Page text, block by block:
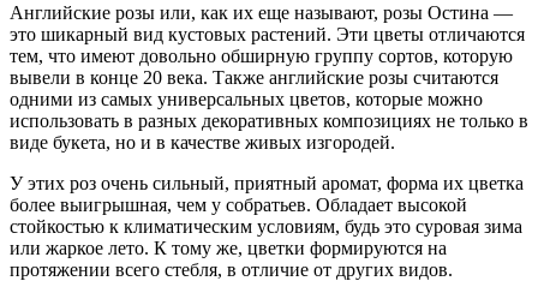
Английские розы или, как их еще называют, розы Остина —
это шикарный вид кустовых растений. Эти цветы отличаются
тем, что имеют довольно обширную группу сортов, которую
вывели в конце 20 века. Также английские розы считаются
одними из самых универсальных цветов, которые можно
использовать в разных декоративных композициях не только в
виде букета, но и в качестве живых изгородей.
У этих роз очень сильный, приятный аромат, форма их цветка
более выигрышная, чем у собратьев. Обладает высокой
стойкостью к климатическим условиям, будь это суровая зима
или жаркое лето. К тому же, цветки формируются на
протяжении всего стебля, в отличие от других видов.